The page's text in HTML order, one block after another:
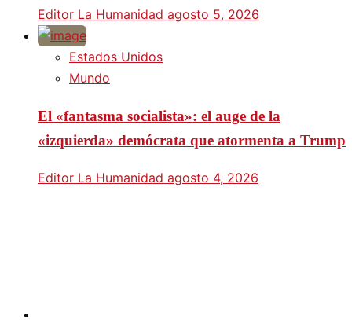
Editor La Humanidad agosto 5, 2026
Estados Unidos
Mundo
El «fantasma socialista»: el auge de la
«izquierda» demócrata que atormenta a Trump
Editor La Humanidad agosto 4, 2026